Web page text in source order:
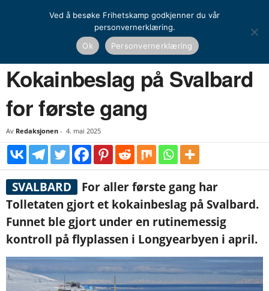
Norge Kokainbeslag på Svalbard for første gang
Kokainbeslag på Svalbard
for første gang
Av Redaksjonen - 4. mai 2025
SVALBARD
For aller første gang har
Tolletaten gjort et kokainbeslag på Svalbard.
Funnet ble gjort under en rutinemessig
kontroll på flyplassen i Longyearbyen i april.
Ved å besøke Frihetskamp godkjenner du vår
personvernerklæring.
Ok
Personvernerklæring